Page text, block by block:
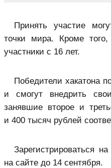
Принять участие
точки мира. Кроме
участники с 16 лет.
Победители хакатона
и смогут внедрить
занявшие второе и
и 400 тысяч рублей
Зарегистрироваться
на сайте до 14 сентября.